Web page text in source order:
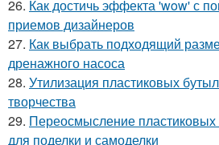
26. Как достичь эффекта 'wow' с
приемов дизайнеров
27. Как выбрать подходящий
дренажного насоса
28. Утилизация пластиковых
творчества
29. Переосмысление
для поделки и самоделки